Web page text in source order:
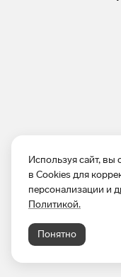
Используя сайт, вы
в Cookies для
персонализации и
Политикой.
Понятно